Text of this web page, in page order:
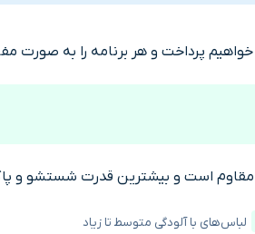
است و بیشترین قدرت شستشو و پاک
لباس‌های با آلودگی متوسط تا زیاد